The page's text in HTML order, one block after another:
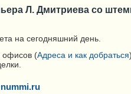
Л. Дмитриева со
на сегодняшний день.
офисов (Адреса и как добраться).